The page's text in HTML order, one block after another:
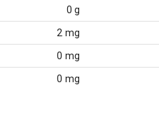
0 g
2 mg
0 mg
0 mg